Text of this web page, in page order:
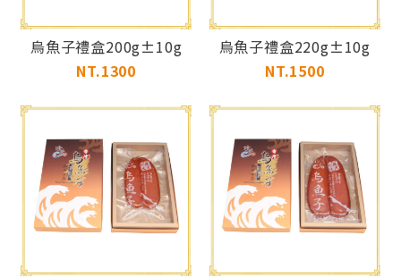
烏魚子禮盒200g±10g
NT.1300
烏魚子禮盒220g±10g
NT.1500